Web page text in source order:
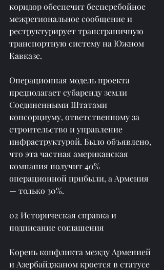
коридор обеспечит бесперебойное
межрегиональное сообщение и
реструктурирует трансграничную
транспортную систему на Южном
Кавказе.
Операционная модель проекта
предполагает субаренду земли
Соединенными Штатами
консорциуму, ответственному за
строительство и управление
инфраструктурой. Было объявлено,
что эта частная американская
компания получит 40%
операционной прибыли, а Армения
— только 30%.
02 Историческая справка и
подписание соглашения
Корень конфликта между Арменией
и Азербайджаном кроется в статусе